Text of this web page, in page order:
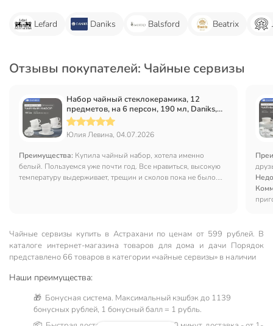
Lefard Daniks Balsford Beatrix
Отзывы покупателей: Чайные сервизы
Набор чайный стеклокерамика, 12
предметов, на 6 персон, 190 мл, Daniks,
Белый Квадро, FKFB-210, подарочная
упаковка
Юлия Левина, 04.07.2026
Преимущества: Купила чайный набор, хотела именно
белый. Пользуемся уже почти год. Все нравиться, высокую
температуру выдерживает, трещин и сколов пока не было.
Чайные сервизы купить в Астрахани по ценам от 599 рублей. В
каталоге интернет-магазина товаров для дома и дачи Порядок
представлено 66 товаров в категории «чайные сервизы» в наличии
Наши преимущества:
🎁 Бонусная система. Максимальный кэшбэк до 1139
бонусных рублей, 1 бонусный балл = 1 рубль.